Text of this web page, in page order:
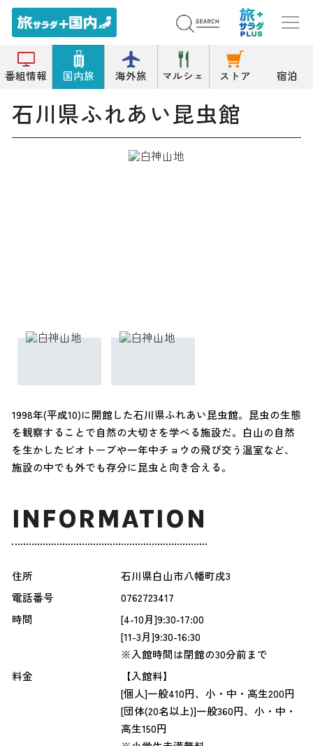
番組情報 国内旅 海外旅 マルシェ ストア 宿泊
トップ 資料/郷土/展示/文学館 石川県ふれあい昆虫館
石川県ふれあい昆虫館
1998年(平成10)に開館した石川県ふれあい昆虫館。昆虫の生態
を観察することで自然の大切さを学べる施設だ。白山の自然
を生かしたビオトープや一年中チョウの飛び交う温室など、
施設の中でも外でも存分に昆虫と向き合える。
INFORMATION
住所
石川県白山市八幡町戌3
電話番号
0762723417
時間
[4-10月]9:30-17:00
[11-3月]9:30-16:30
※入館時間は閉館の30分前まで
料金
【入館料】
[個人]一般410円、小・中・高生200円
[団体(20名以上)]一般360円、小・中・
高生150円